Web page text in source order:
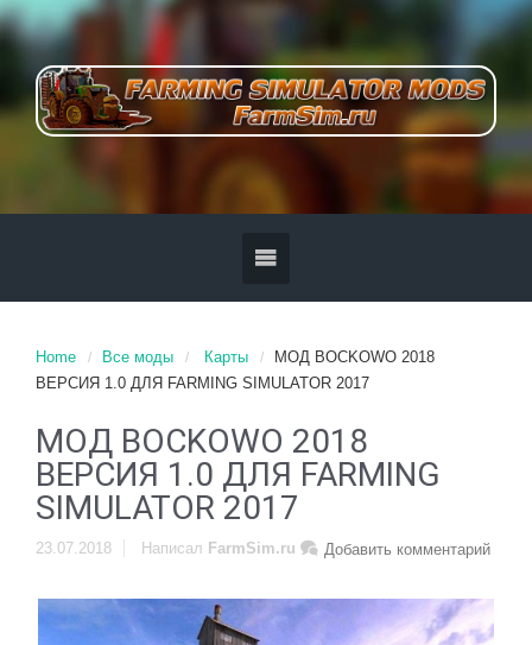
Home Все моды Карты
МОД BOCKOWO 2018
ВЕРСИЯ 1.0 ДЛЯ FARMING SIMULATOR 2017
МОД BOCKOWO 2018
ВЕРСИЯ 1.0 ДЛЯ FARMING
SIMULATOR 2017
23.07.2018 Добавить комментарий
Написал FarmSim.ru